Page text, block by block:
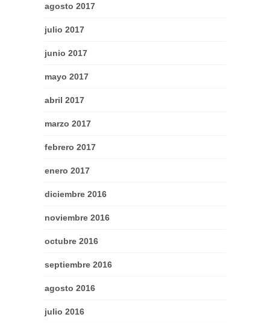
agosto 2017
julio 2017
junio 2017
mayo 2017
abril 2017
marzo 2017
febrero 2017
enero 2017
diciembre 2016
noviembre 2016
octubre 2016
septiembre 2016
agosto 2016
julio 2016